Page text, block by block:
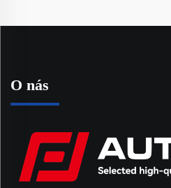
O nás